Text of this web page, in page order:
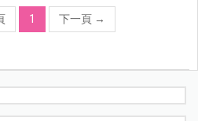
1 下一頁 →